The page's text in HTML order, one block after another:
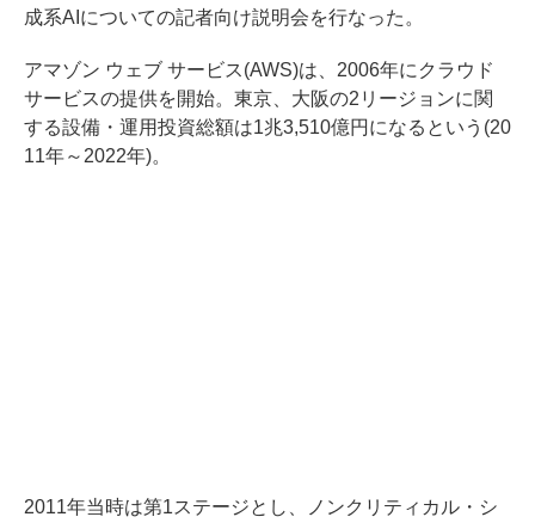
成系AIについての記者向け説明会を行なった。
アマゾン ウェブ サービス(AWS)は、2006年にクラウド
サービスの提供を開始。東京、大阪の2リージョンに関
する設備・運用投資総額は1兆3,510億円になるという(20
11年～2022年)。
2011年当時は第1ステージとし、ノンクリティカル・シ